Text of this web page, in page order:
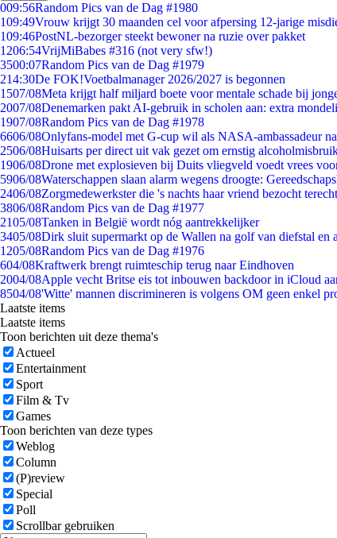
009:56Random Pics van de Dag #1980
109:49Vrouw krijgt 30 maanden cel voor afpersing 12-jarige
109:46PostNL-bezorger steekt bewoner na ruzie over pakket
1206:54VrijMiBabes #316 (not very sfw!)
3500:07Random Pics van de Dag #1979
214:30De FOK!Voetbalmanager 2026/2027 is begonnen
1507/08Meta krijgt half miljard boete voor mentale schade bij
2007/08Denemarken pakt AI-gebruik in scholen aan: extra
1907/08Random Pics van de Dag #1978
6606/08Onlyfans-model met G-cup wil als NASA-ambassadeur
2506/08Huisarts per direct uit vak gezet om ernstig
1906/08Drone met explosieven bij Duits vliegveld voedt vrees
5906/08Waterschappen slaan alarm wegens droogte:
2406/08Zorgmedewerkster die 's nachts haar vriend bezocht
3806/08Random Pics van de Dag #1977
2105/08Tanken in België wordt nóg aantrekkelijker
3405/08Dirk sluit supermarkt op de Wallen na golf van diefstal en
1205/08Random Pics van de Dag #1976
604/08Kraftwerk brengt ruimteschip terug naar Eindhoven
2004/08Apple vecht Britse eis tot inbouwen backdoor in iCloud
8504/08'Witte' mannen discrimineren is volgens OM geen enkel
Laatste items
Laatste items
Toon berichten uit deze thema's
Actueel
Entertainment
Sport
Film & Tv
Games
Toon berichten van deze types
Weblog
Column
(P)review
Special
Poll
Scrollbar gebruiken